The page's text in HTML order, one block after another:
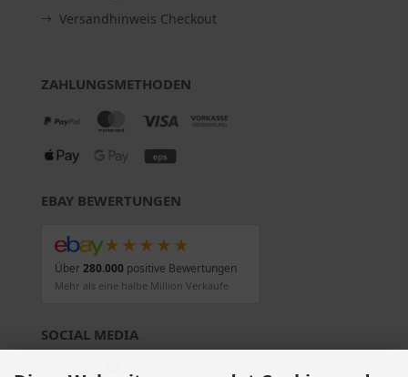
Versandhinweis Checkout
ZAHLUNGSMETHODEN
EBAY BEWERTUNGEN
★★★★★
Über280.000positive Bewertungen
Mehr als eine halbe Million Verkäufe
SOCIAL MEDIA